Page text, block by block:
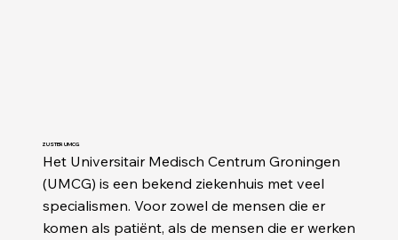
ZUSTER UMCG
Het Universitair Medisch Centrum Groningen
(UMCG) is een bekend ziekenhuis met veel
specialismen. Voor zowel de mensen die er
komen als patiënt, als de mensen die er werken